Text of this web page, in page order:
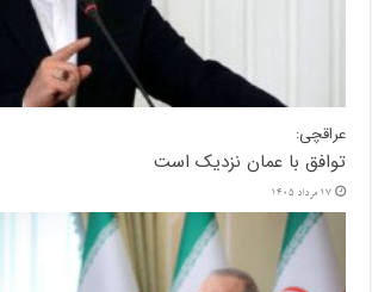
عراقچی:
توافق با عمان نزدیک است
17 مرداد 1405